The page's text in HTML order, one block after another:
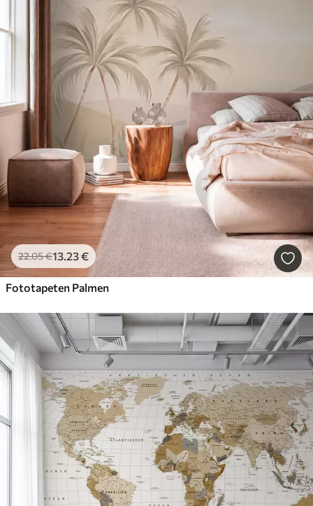
22.05€13.23€
Fototapeten Palmen